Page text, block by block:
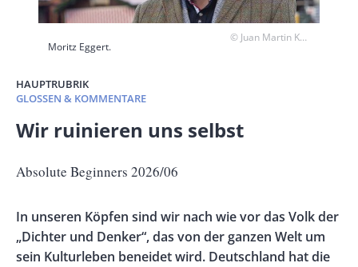
Moritz Eggert.
Copyright © Juan Martin Koch
HAUPTRUBRIK
GLOSSEN & KOMMENTARE
Banner
Size
Wir ruinieren uns selbst
Untertitel
Absolute Beginners 2026/06
Vorspann
/
Teaser
In unseren Köpfen sind wir nach wie vor das Volk der
„Dichter und Denker“, das von der ganzen Welt um
sein Kulturleben beneidet wird. Deutschland hat die